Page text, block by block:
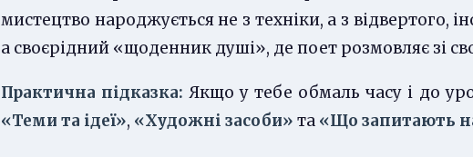
мистецтво народжується не з техніки, а з відвертого,
а своєрідний «щоденник душі», де поет розмовляє зі
Практична підказка: Якщо у тебе обмаль часу і до
«Теми та ідеї», «Художні засоби» та «Що запитають